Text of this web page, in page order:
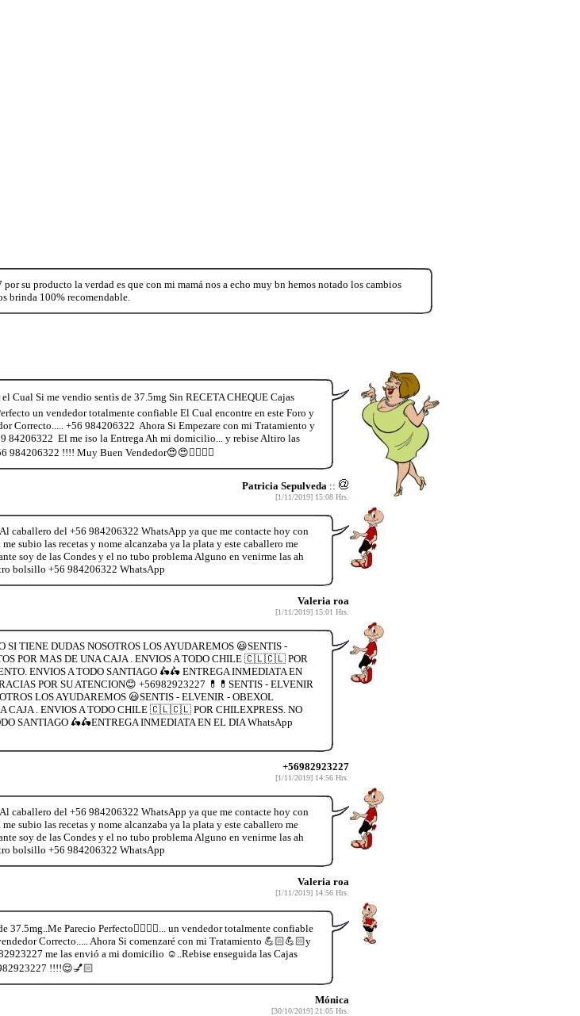
su producto la verdad es que con mi mamá nos a echo muy bn hemos notado los cambios
brinda 100% recomendable.
Si me vendio sentìs de 37.5mg Sin RECETA CHEQUE Cajas
un vendedor totalmente confiable El Cual encontre en este Foro y
Correcto..... +56 984206322 Ahora Si Empezare con mi Tratamiento y
84206322 El me iso la Entrega Ah mi domicilio... y rebise Altiro las
984206322 !!!! Muy Buen Vendedor😍😍💁‍♀️💁‍♀️
Patricia Sepulveda ::
[1/11/2019] 15:08 Hrs.
caballero del +56 984206322 WhatsApp ya que me contacte hoy con
subio las recetas y nome alcanzaba ya la plata y este caballero me
soy de las Condes y el no tubo problema Alguno en venirme las ah
bolsillo +56 984206322 WhatsApp
Valeria roa
[1/11/2019] 15:01 Hrs.
TIENE DUDAS NOSOTROS LOS AYUDAREMOS 😃SENTIS -
POR MAS DE UNA CAJA . ENVIOS A TODO CHILE 🇨🇱🇨🇱 POR
ENVIOS A TODO SANTIAGO 🛵🛵 ENTREGA INMEDIATA EN
POR SU ATENCION😊 +56982923227 💊💊SENTIS - ELVENIR
LOS AYUDAREMOS 😃SENTIS - ELVENIR - OBEXOL
CAJA . ENVIOS A TODO CHILE 🇨🇱🇨🇱 POR CHILEXPRESS. NO
SANTIAGO 🛵🛵ENTREGA INMEDIATA EN EL DIA WhatsApp
+56982923227
[1/11/2019] 14:56 Hrs.
caballero del +56 984206322 WhatsApp ya que me contacte hoy con
subio las recetas y nome alcanzaba ya la plata y este caballero me
soy de las Condes y el no tubo problema Alguno en venirme las ah
bolsillo +56 984206322 WhatsApp
Valeria roa
[1/11/2019] 14:56 Hrs.
Parecio Perfecto👍🏻👍🏻... un vendedor totalmente confiable
Correcto..... Ahora Si comenzaré con mi Tratamiento 💪🏻💪🏻y
me las envió a mi domicilio ☺..Rebise enseguida las Cajas
!!!!😌💅🏻
Mónica
[30/10/2019] 21:05 Hrs.